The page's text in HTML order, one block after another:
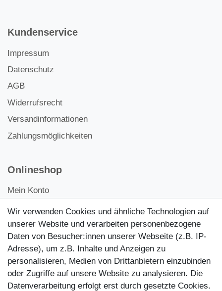
Kundenservice
Impressum
Datenschutz
AGB
Widerrufsrecht
Versandinformationen
Zahlungsmöglichkeiten
Onlineshop
Mein Konto
Kontakt
Kundenretouren
Reparaturservice
Zahlungsarten
Wir verwenden Cookies und ähnliche Technologien auf
unserer Website und verarbeiten personenbezogene
Daten von Besucher:innen unserer Webseite (z.B. IP-
Adresse), um z.B. Inhalte und Anzeigen zu
personalisieren, Medien von Drittanbietern einzubinden
oder Zugriffe auf unsere Website zu analysieren. Die
Datenverarbeitung erfolgt erst durch gesetzte Cookies.